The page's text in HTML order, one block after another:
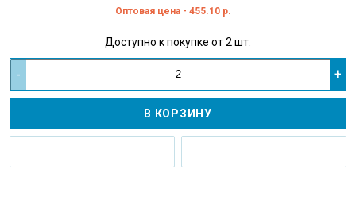
Оптовая цена - 455.10 р.
Доступно к покупке от 2 шт.
- +
В КОРЗИНУ